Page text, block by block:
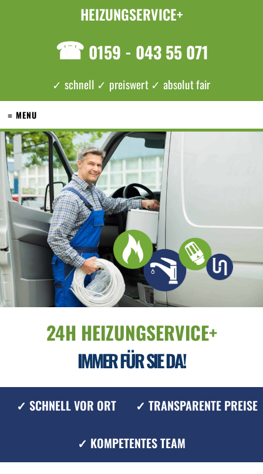
HEIZUNGSERVICE+
☎ 0159 - 043 55 071
✓ schnell ✓ preiswert ✓ absolut fair
≡ MENU
24H HEIZUNGSERVICE+
IMMER FÜR SIE DA!
✓ SCHNELL VOR ORT ✓ TRANSPARENTE PREISE
✓ KOMPETENTES TEAM